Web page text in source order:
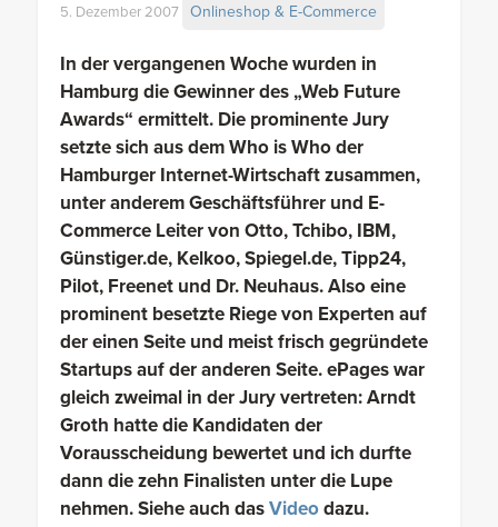
5. Dezember 2007 Onlineshop & E-Commerce
In der vergangenen Woche wurden in
Hamburg die Gewinner des „Web Future
Awards“ ermittelt. Die prominente Jury
setzte sich aus dem Who is Who der
Hamburger Internet-Wirtschaft zusammen,
unter anderem Geschäftsführer und E-
Commerce Leiter von Otto, Tchibo, IBM,
Günstiger.de, Kelkoo, Spiegel.de, Tipp24,
Pilot, Freenet und Dr. Neuhaus. Also eine
prominent besetzte Riege von Experten auf
der einen Seite und meist frisch gegründete
Startups auf der anderen Seite. ePages war
gleich zweimal in der Jury vertreten: Arndt
Groth hatte die Kandidaten der
Vorausscheidung bewertet und ich durfte
dann die zehn Finalisten unter die Lupe
nehmen. Siehe auch dasVideodazu.